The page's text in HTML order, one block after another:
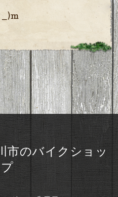
_)m
市のバイクショッ
プ